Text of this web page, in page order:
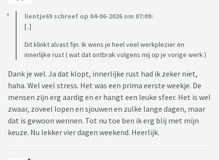
lientje69 schreef op 04-06-2026 om 07:09:
[..]
Dit klinkt alvast fijn. Ik wens je heel veel werkplezier en
innerlijke rust ( wat dat ontbrak volgens mij op je vorige werk )
Dank je wel. Ja dat klopt, innerlijke rust had ik zeker niet,
haha. Wel veel stress. Het was een prima eerste weekje. De
mensen zijn erg aardig en er hangt een leuke sfeer. Het is wel
zwaar, zoveel lopen en sjouwen en zulke lange dagen, maar
dat is gewoon wennen. Tot nu toe ben ik erg blij met mijn
keuze. Nu lekker vier dagen weekend. Heerlijk.